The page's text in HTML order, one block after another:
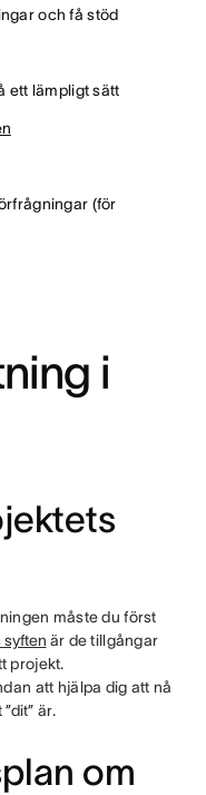
och få stöd
ett lämpligt sätt
(för
i
måste du först
syften är de tillgångar
projekt.
att hjälpa dig att nå
är.
om